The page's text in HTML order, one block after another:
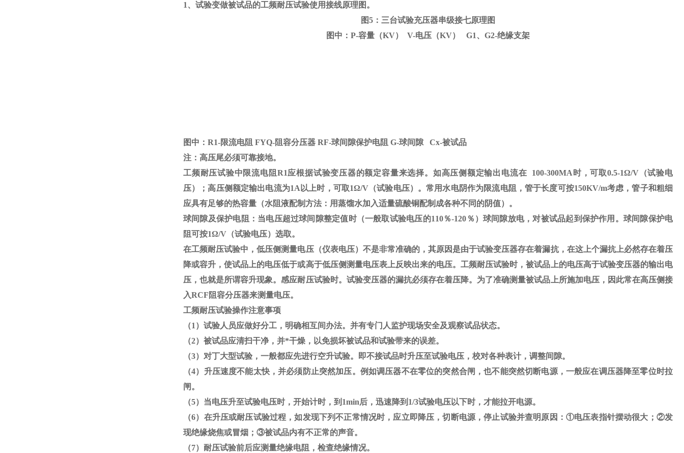
1、试验变做被试品的工频耐压试验使用接线原理图。
图5：三台试验充压器串级接七原理图
图中：P-容量（KV） V-电压（KV） G1、G2-绝缘支架
图中： R1-限流电阻 FYQ-阻容分压器 RF-球间隙保护电阻 G-球间隙 Cx-被试品
注：高压尾必须可靠接地。
工频耐压试验中限流电阻 R1应根据试验变压器的额定容量来选择。如高压侧额定输出电流在 100-300MA 时，可取0.5-1Ω/V（试验电
压）；高压侧额定输出电流为1A 以上时，可取1Ω/V（试验电压）。常用水电阴作为限流电阻，管于长度可按150KV/m考虑，管子和粗细
应具有足够的热容量（水阻液配制方法：用蒸馏水加入适量硫酸铜配制成各种不同的阴值）。
球间隙及保护电阻：当电压超过球间隙整定值时（一般取试验电压的110％-120 ％）球间隙放电，对被试品起到保护作用。球间隙保护电
阻可按1Ω/V（试验电压）选取。
在工频耐压试验中，低压侧测量电压（仪表电压）不是非常准确的，其原因是由于试验变压器存在着漏抗，在这上个漏抗上必然存在着压
降或容升，使试品上的电压低于或高于低压侧测量电压表上反映出来的电压。工频耐压试验时，被试品上的电压高于试验变压器的输出电
压，也就是所谓容升现象。感应耐压试验时。试验变压器的漏抗必须存在着压降。为了准确测量被试品上所施加电压，因此常在高压侧接
入RCF阻容分压器来测量电压。
工频耐压试验操作注意事项
（1 ）试验人员应做好分工，明确相互间办法。并有专门人监护现场安全及观察试品状态。
（2）被试品应清扫干净，并*干燥，以免损坏被试品和试验带来的误差。
（3）对丁大型试验，一般都应先进行空升试验。即不接试品时升压至试验电压，校对各种表计，调整间隙。
（4）升压速度不能太快，并必须防止突然加压。例如调压器不在零位的突然合闸，也不能突然切断电源，一般应在调压器降至零位时拉
闸。
（5）当电压升至试验电压时，开始计时，到 1min后，迅速降到 1/3试验电压以下时，才能拉开电源。
（6）在升压或耐压试验过程，如发现下列不正常情况时，应立即降压，切断电源，停止试验并查明原因： ①电压表指针摆动很大； ②发
现绝缘烧焦或冒烟； ③被试品内有不正常的声音。
（7）耐压试验前后应测量绝缘电阻，检查绝缘情况。